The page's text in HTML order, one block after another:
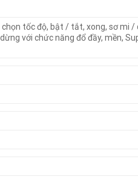
tốc độ, bật / tắt, xong, sơ mi /
với chức năng đổ đầy, mền,